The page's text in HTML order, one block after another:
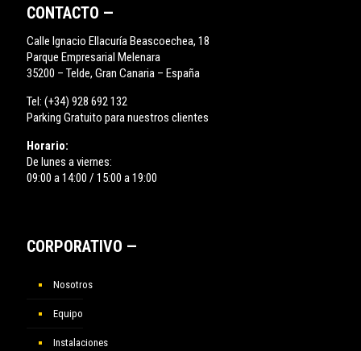
CONTACTO —
Calle Ignacio Ellacuría Beascoechea, 18
Parque Empresarial Melenara
35200 – Telde, Gran Canaria – España
Tel: (+34) 928 692 132
Parking Gratuito para nuestros clientes
Horario:
De lunes a viernes:
09:00 a 14:00 / 15:00 a 19:00
CORPORATIVO —
Nosotros
Equipo
Instalaciones